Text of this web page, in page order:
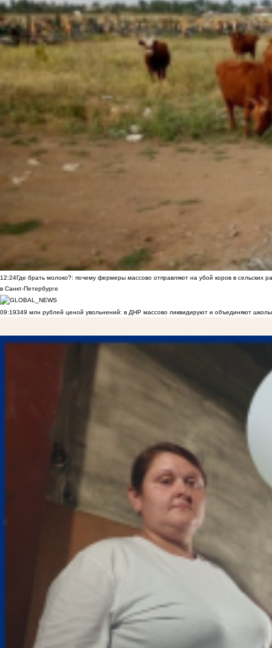
12:24Где брать молоко?: почему фермеры массово отправляют на убой коров в сельских
в Санкт-Петербурге
09:19349 млн рублей ценой увольнений: в ДНР массово ликвидируют и объединяют